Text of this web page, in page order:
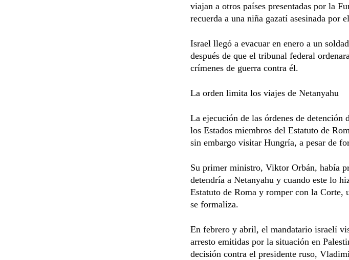
viajan a otros países presentadas por la
recuerda a una niña gazatí asesinada por
Israel llegó a evacuar en enero a un
después de que el tribunal federal
crímenes de guerra contra él.
La orden limita los viajes de Netanyahu
La ejecución de las órdenes de
los Estados miembros del Estatuto de
sin embargo visitar Hungría, a pesar de
Su primer ministro, Viktor Orbán, había
detendría a Netanyahu y cuando este lo
Estatuto de Roma y romper con la Corte,
se formaliza.
En febrero y abril, el mandatario israelí
arresto emitidas por la situación en
decisión contra el presidente ruso,